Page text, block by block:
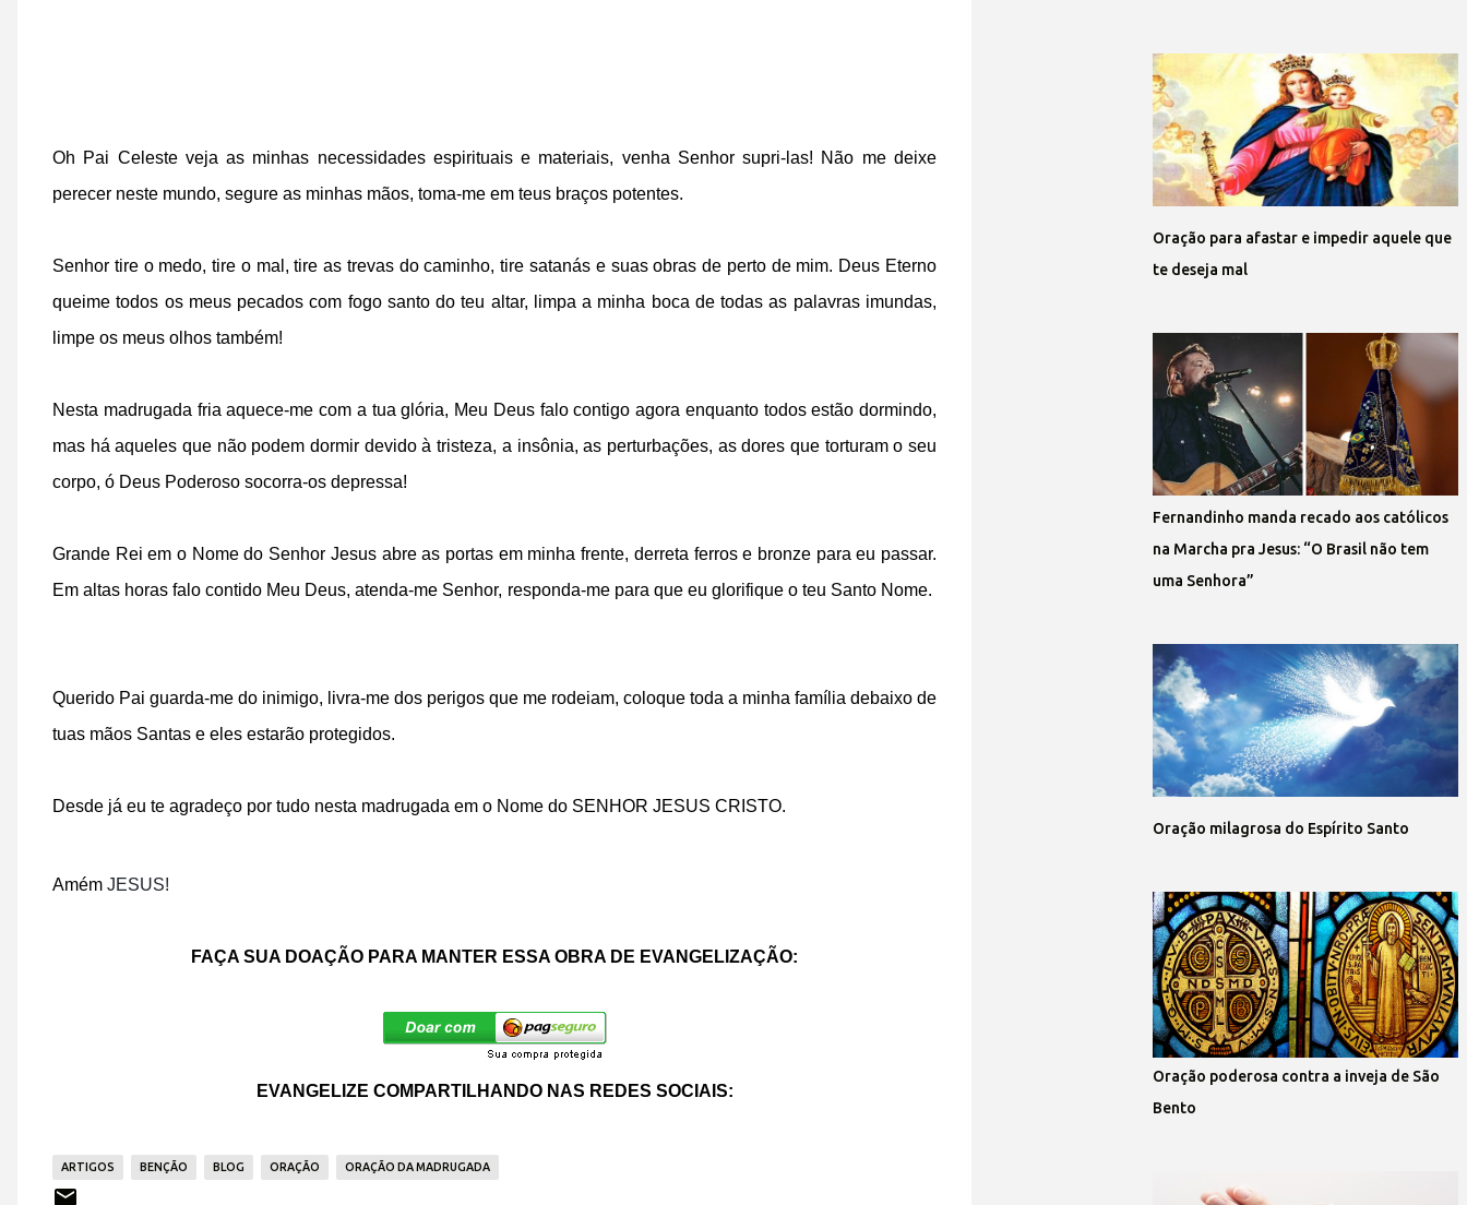
Oh Pai Celeste veja as minhas necessidades espirituais e materiais, venha Senhor supri-las! Não me deixe
perecer neste mundo, segure as minhas mãos, toma-me em teus braços potentes.
Senhor tire o medo, tire o mal, tire as trevas do caminho, tire satanás e suas obras de perto de mim. Deus Eterno
queime todos os meus pecados com fogo santo do teu altar, limpa a minha boca de todas as palavras imundas,
limpe os meus olhos também!
Nesta madrugada fria aquece-me com a tua glória, Meu Deus falo contigo agora enquanto todos estão dormindo,
mas há aqueles que não podem dormir devido à tristeza, a insônia, as perturbações, as dores que torturam o seu
corpo, ó Deus Poderoso socorra-os depressa!
Grande Rei em o Nome do Senhor Jesus abre as portas em minha frente, derreta ferros e bronze para eu passar.
Em altas horas falo contido Meu Deus, atenda-me Senhor, responda-me para que eu glorifique o teu Santo Nome.
Querido Pai guarda-me do inimigo, livra-me dos perigos que me rodeiam, coloque toda a minha família debaixo de
tuas mãos Santas e eles estarão protegidos.
Desde já eu te agradeço por tudo nesta madrugada em o Nome do SENHOR JESUS CRISTO.
Amém JESUS!
FAÇA SUA DOAÇÃO PARA MANTER ESSA OBRA DE EVANGELIZAÇÃO:
EVANGELIZE COMPARTILHANDO NAS REDES SOCIAIS:
ARTIGOS BENÇÃO BLOG ORAÇÃO ORAÇÃO DA MADRUGADA
Oração para afastar e impedir aquele que
te deseja mal
Fernandinho manda recado aos católicos
na Marcha pra Jesus: “O Brasil não tem
uma Senhora”
Oração milagrosa do Espírito Santo
Oração poderosa contra a inveja de São
Bento